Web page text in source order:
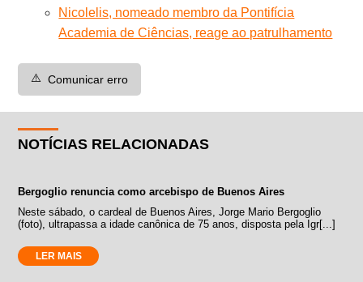
Nicolelis, nomeado membro da Pontifícia
Academia de Ciências, reage ao patrulhamento
⚠️ Comunicar erro
NOTÍCIAS RELACIONADAS
Bergoglio renuncia como arcebispo de Buenos Aires
Neste sábado, o cardeal de Buenos Aires, Jorge Mario Bergoglio
(foto), ultrapassa a idade canônica de 75 anos, disposta pela Igr[...]
LER MAIS